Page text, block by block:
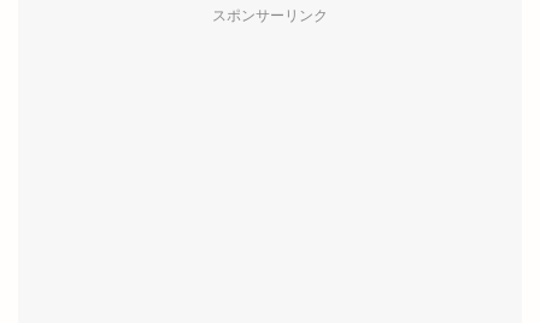
スポンサーリンク